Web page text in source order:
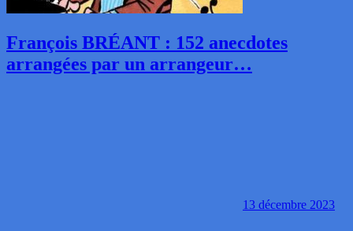
François BRÉANT : 152 anecdotes
arrangées par un arrangeur…
13 décembre 2023